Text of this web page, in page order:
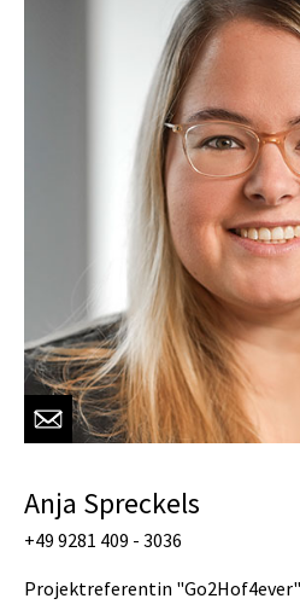
Anja Spreckels
+49 9281 409 - 3036
Projektreferentin "Go2Hof4ever"